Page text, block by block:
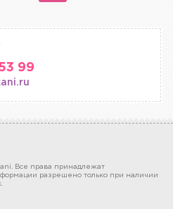
99
Все права принадлежат
разрешено только при наличии